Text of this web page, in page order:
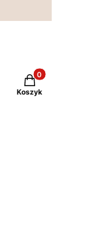
Produkty w
Koszyk